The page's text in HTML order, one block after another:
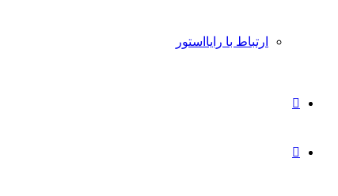
ارتباط با رایااستور